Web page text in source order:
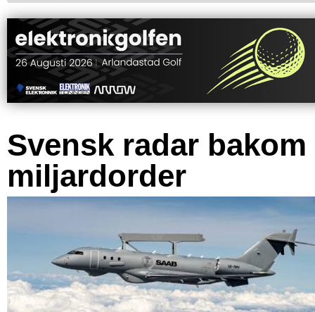
Svensk radar bakom
miljardorder